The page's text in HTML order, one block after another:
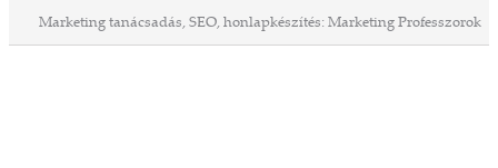
Marketing tanácsadás, SEO, honlapkészítés: Marketing Professzorok